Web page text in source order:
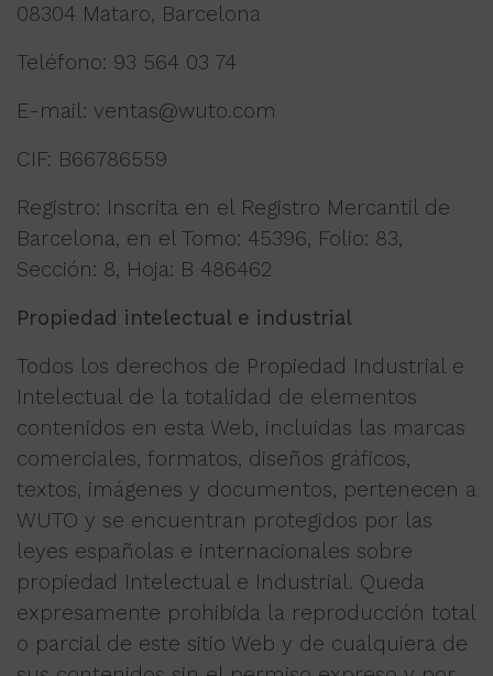
08304 Mataro, Barcelona
Teléfono: 93 564 03 74
E-mail: ventas@wuto.com
CIF: B66786559
Registro: Inscrita en el Registro Mercantil de
Barcelona, en el Tomo: 45396, Folio: 83,
Sección: 8, Hoja: B 486462
Propiedad intelectual e industrial
Todos los derechos de Propiedad Industrial e
Intelectual de la totalidad de elementos
contenidos en esta Web, incluidas las marcas
comerciales, formatos, diseños gráficos,
textos, imágenes y documentos, pertenecen a
WUTO y se encuentran protegidos por las
leyes españolas e internacionales sobre
propiedad Intelectual e Industrial. Queda
expresamente prohibida la reproducción total
o parcial de este sitio Web y de cualquiera de